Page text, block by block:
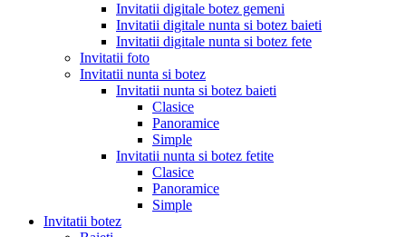
Invitatii digitale botez gemeni
Invitatii digitale nunta si botez baieti
Invitatii digitale nunta si botez fete
Invitatii foto
Invitatii nunta si botez
Invitatii nunta si botez baieti
Clasice
Panoramice
Simple
Invitatii nunta si botez fetite
Clasice
Panoramice
Simple
Invitatii botez